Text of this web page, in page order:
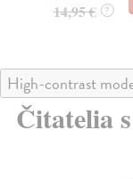
14,95 € ?
High-contrast
Čitatelia